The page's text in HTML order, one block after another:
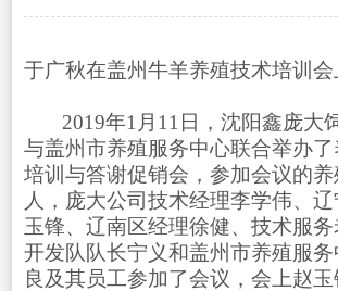
于广秋在盖州牛羊养殖技术培训
2019年1月11日，沈阳鑫庞大
与盖州市养殖服务中心联合举办
培训与答谢促销会，参加会议的养
人，庞大公司技术经理李学伟、
玉锋、辽南区经理徐健、技术服务
开发队队长宁义和盖州市养殖服
良及其员工参加了会议，会上赵